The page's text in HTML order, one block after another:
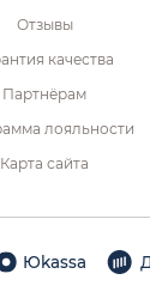
Отзывы
качества
Партнёрам
лояльности
Карта сайта
Юkassa